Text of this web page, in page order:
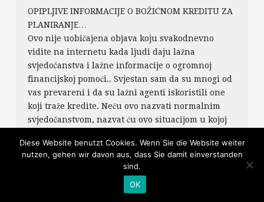
OPIPLJIVE INFORMACIJE O BOŽIĆNOM KREDITU ZA
PLANIRANJE…
Ovo nije uobičajena objava koju svakodnevno
vidite na internetu kada ljudi daju lažna
svjedočanstva i lažne informacije o ogromnoj
financijskoj pomoći.. Svjestan sam da su mnogi od
vas prevareni i da su lažni agenti iskoristili one
koji traže kredite. Neću ovo nazvati normalnim
svjedočanstvom, nazvat ću ovo situacijom u kojoj
kada ispunite uvjete i odredbe tvrtke. Zaista nije
važno imate li dobar kreditni rejting ili odobrenje
vlade, sve što vam treba je važeća osobna iskaznica
i važeći IBAN broj kako biste mogli podnijeti
Diese Website benutzt Cookies. Wenn Sie die Website weiter
nutzen, gehen wir davon aus, dass Sie damit einverstanden
sind.
OK